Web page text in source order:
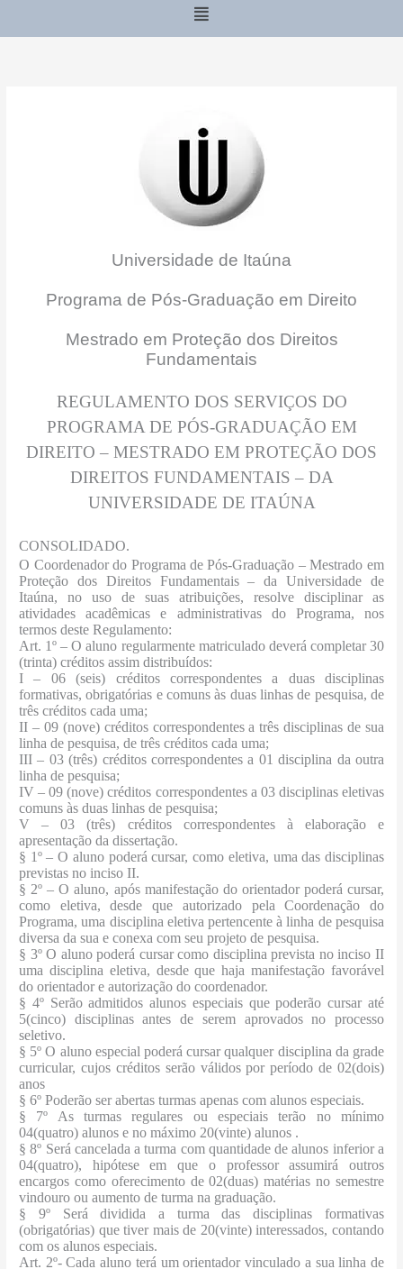
Menu
Universidade de Itaúna
Programa de Pós-Graduação em Direito
Mestrado em Proteção dos Direitos
Fundamentais
REGULAMENTO DOS SERVIÇOS DO
PROGRAMA DE PÓS-GRADUAÇÃO EM
DIREITO – MESTRADO EM PROTEÇÃO DOS
DIREITOS FUNDAMENTAIS – DA
UNIVERSIDADE DE ITAÚNA
CONSOLIDADO.
O Coordenador do Programa de Pós-Graduação – Mestrado em
Proteção dos Direitos Fundamentais – da Universidade de
Itaúna, no uso de suas atribuições, resolve disciplinar as
atividades acadêmicas e administrativas do Programa, nos
termos deste Regulamento:
Art. 1º – O aluno regularmente matriculado deverá completar 30
(trinta) créditos assim distribuídos:
I – 06 (seis) créditos correspondentes a duas disciplinas
formativas, obrigatórias e comuns às duas linhas de pesquisa, de
três créditos cada uma;
II – 09 (nove) créditos correspondentes a três disciplinas de sua
linha de pesquisa, de três créditos cada uma;
III – 03 (três) créditos correspondentes a 01 disciplina da outra
linha de pesquisa;
IV – 09 (nove) créditos correspondentes a 03 disciplinas eletivas
comuns às duas linhas de pesquisa;
V – 03 (três) créditos correspondentes à elaboração e
apresentação da dissertação.
§ 1º– O aluno poderá cursar, como eletiva, uma das disciplinas
previstas no inciso II.
§ 2º– O aluno, após manifestação do orientador poderá cursar,
como eletiva, desde que autorizado pela Coordenação do
Programa, uma disciplina eletiva pertencente à linha de pesquisa
diversa da sua e conexa com seu projeto de pesquisa.
§ 3º O aluno poderá cursar como disciplina prevista no inciso II
uma disciplina eletiva, desde que haja manifestação favorável
do orientador e autorização do coordenador.
§ 4º Serão admitidos alunos especiais que poderão cursar até
5(cinco) disciplinas antes de serem aprovados no processo
seletivo.
§ 5º O aluno especial poderá cursar qualquer disciplina da grade
curricular, cujos créditos serão válidos por período de 02(dois)
anos
§ 6º Poderão ser abertas turmas apenas com alunos especiais.
§ 7º As turmas regulares ou especiais terão no mínimo
04(quatro) alunos e no máximo 20(vinte) alunos .
§ 8º Será cancelada a turma com quantidade de alunos inferior a
04(quatro), hipótese em que o professor assumirá outros
encargos como oferecimento de 02(duas) matérias no semestre
vindouro ou aumento de turma na graduação.
§ 9º Será dividida a turma das disciplinas formativas
(obrigatórias) que tiver mais de 20(vinte) interessados, contando
com os alunos especiais.
Art. 2º- Cada aluno terá um orientador vinculado a sua linha de